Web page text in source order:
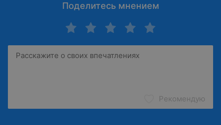
Поделитесь мнением
Рекомендую